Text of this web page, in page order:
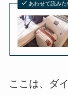
あわせて読みた
ここは、ダ